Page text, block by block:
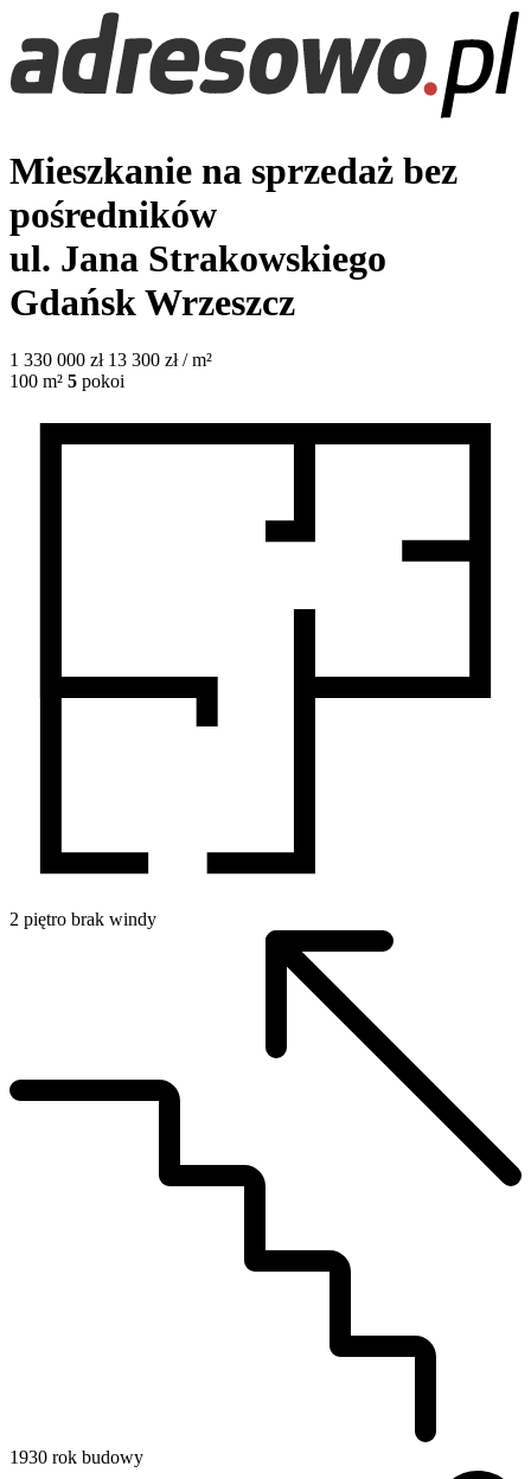
Mieszkanie na sprzedaż bez
pośredników
ul. Jana Strakowskiego
Gdańsk Wrzeszcz
1 330 000 zł 13 300 zł / m²
100 m² 5 pokoi
2 piętro brak windy
1930 rok budowy